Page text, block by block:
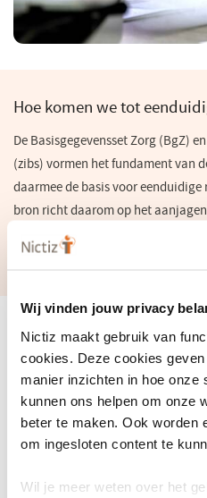
Wij vinden jouw privacy
Nictiz maakt gebruik van
cookies. Deze cookies
manier inzichten in hoe onze
kunnen ons helpen om onze
beter te maken. Ook worden
om ingesloten content te
Wil je meer weten over het
Hoe komen we tot
De Basisgegevensset Zorg (BgZ)
(zibs) vormen het fundament van
daarmee de basis voor
bron richt daarom op het
implementatie van de BgZ en
aan de bron vind je op:
Steun van het Zib-centrum
Het Zib-centrum van Nictiz
zibs, van ontwikkeling tot en met
zorgsituaties. Het Zib-centrum
publiceert nieuwe zibs en
open source ontwikkelingstool